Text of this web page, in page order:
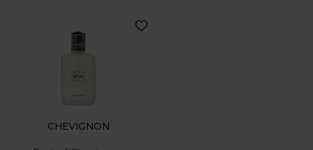
CHEVIGNON